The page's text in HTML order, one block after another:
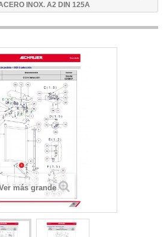
INOX. A2 DIN 125A
más grande